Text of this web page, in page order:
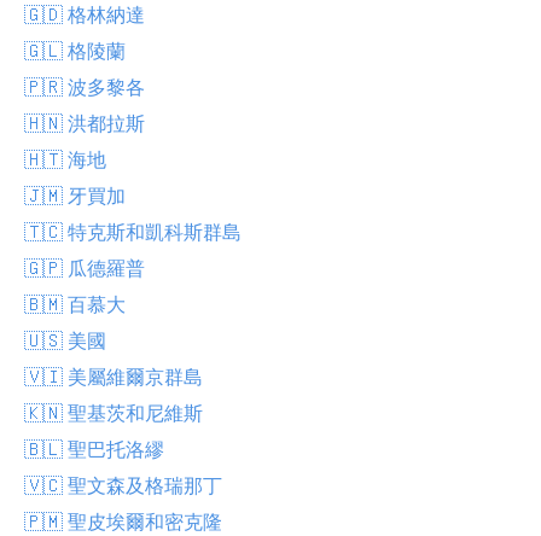
🇬🇩 格林納達
🇬🇱 格陵蘭
🇵🇷 波多黎各
🇭🇳 洪都拉斯
🇭🇹 海地
🇯🇲 牙買加
🇹🇨 特克斯和凱科斯群島
🇬🇵 瓜德羅普
🇧🇲 百慕大
🇺🇸 美國
🇻🇮 美屬維爾京群島
🇰🇳 聖基茨和尼維斯
🇧🇱 聖巴托洛繆
🇻🇨 聖文森及格瑞那丁
🇵🇲 聖皮埃爾和密克隆